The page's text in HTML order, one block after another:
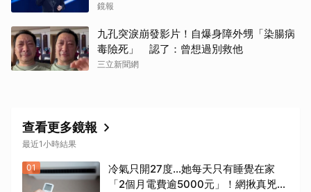
鏡報
九孔突淚崩發影片！自爆身障外甥「染腸病
毒險死」 認了：曾想過別救他
三立新聞網
查看更多鏡報
最近1小時結果
01
冷氣只開27度…她每天只有睡覺在家
「2個月電費逾5000元」！網揪真兇恐